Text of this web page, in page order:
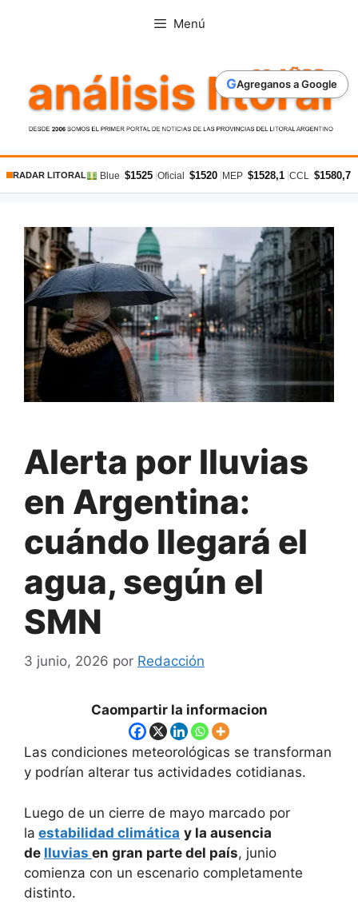
GAgreganos a Google
Menú
RADAR LITORAL Blue $1525 Oficial $1520 MEP $1528,1 CCL $1580,7
Alerta por lluvias
en Argentina:
cuándo llegará el
agua, según el
SMN
3 junio, 2026 por Redacción
Caompartir la informacion
Las condiciones meteorológicas se transforman
y podrían alterar tus actividades cotidianas.
Luego de un cierre de mayo marcado por
la estabilidad climática y la ausencia
de lluvias en gran parte del país, junio
comienza con un escenario completamente
distinto.